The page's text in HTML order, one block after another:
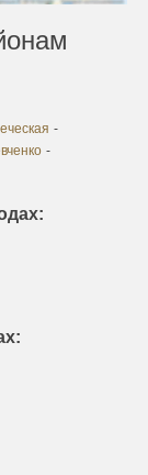
-
-